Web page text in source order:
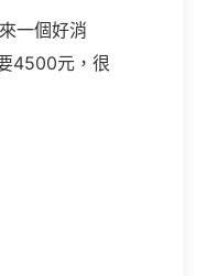
一個好消
4500元，很